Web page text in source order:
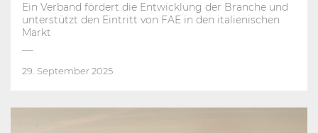
Ein Verband fördert die Entwicklung der Branche und
unterstützt den Eintritt von FAE in den italienischen
Markt
29. September 2025